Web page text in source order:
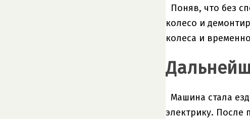
Поняв, что без
колесо и
колеса и
Машина стала
электрику. После